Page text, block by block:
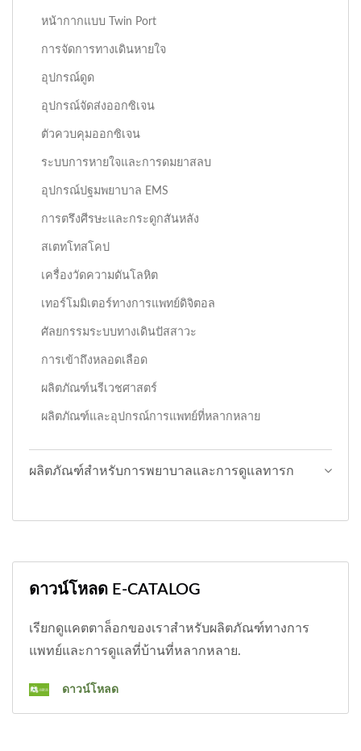
หน้ากากแบบ Twin Port
การจัดการทางเดินหายใจ
อุปกรณ์ดูด
อุปกรณ์จัดส่งออกซิเจน
ตัวควบคุมออกซิเจน
ระบบการหายใจและการดมยาสลบ
อุปกรณ์ปฐมพยาบาล EMS
การตรึงศีรษะและกระดูกสันหลัง
สเตทโทสโคป
เครื่องวัดความดันโลหิต
เทอร์โมมิเตอร์ทางการแพทย์ดิจิตอล
ศัลยกรรมระบบทางเดินปัสสาวะ
การเข้าถึงหลอดเลือด
ผลิตภัณฑ์นรีเวชศาสตร์
ผลิตภัณฑ์และอุปกรณ์การแพทย์ที่หลากหลาย
ผลิตภัณฑ์สำหรับการพยาบาลและการดูแลทารก
ดาวน์โหลด E-CATALOG
เรียกดูแคตตาล็อกของเราสำหรับผลิตภัณฑ์ทางการ
แพทย์และการดูแลที่บ้านที่หลากหลาย.
ดาวน์โหลด